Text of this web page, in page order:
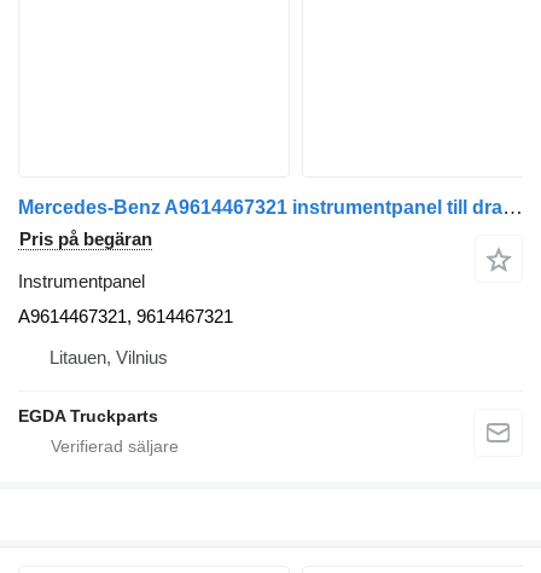
Mercedes-Benz A9614467321 instrumentpanel till dragbil
Pris på begäran
Instrumentpanel
A9614467321, 9614467321
Litauen, Vilnius
EGDA Truckparts